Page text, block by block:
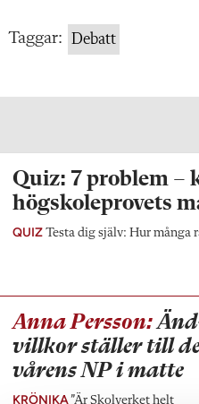
Taggar: Debatt
Quiz: 7 problem –
högskoleprovets
QUIZ Testa dig själv: Hur många
Anna Persson:
villkor ställer till
vårens NP i matte
KRÖNIKA”Är Skolverket helt